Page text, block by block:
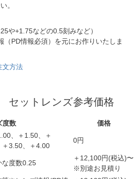
。
や+1.75などの0.5刻みなど）
（PD情報必須）を元にお作りいたしま
文方法
セットレンズ参考価格
度数
価格
、＋1.50、＋
3.50、＋4.00
0円
な度数0.25
＋12,100円(税込)〜
※別途お見積り